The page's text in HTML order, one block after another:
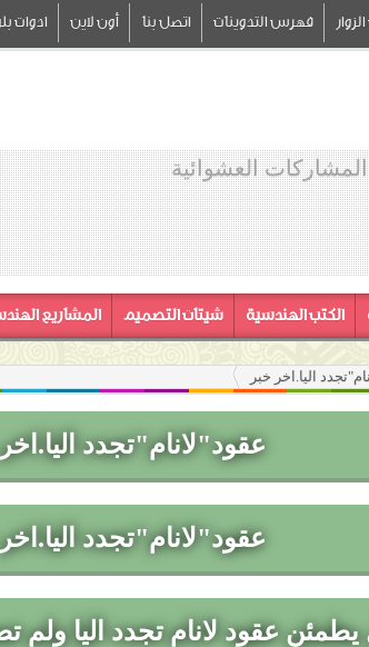
فهرس التدوينات اتصل بنا أون لاين ادوات
المشاركات العشوائية
الكتب الهندسية شيتات التصميم المشاريع
اليا.اخر خبر
عقود"لانام"تجدد
عقود"لانام"تجدد
عقود لانام تجدد اليا ولم